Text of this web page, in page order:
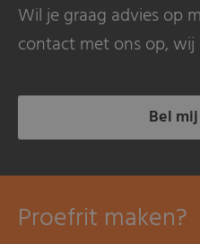
Wil je graag advies op
contact met ons op, wij
Bel
Proefrit maken?